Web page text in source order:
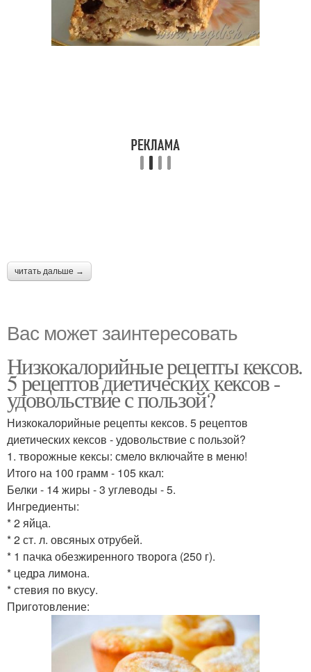
читать дальше →
Вас может заинтересовать
Низкокалорийные рецепты кексов.
5 рецептов диетических кексов -
удовольствие с пользой?
Низкокалорийные рецепты кексов. 5 рецептов
диетических кексов - удовольствие с пользой?
1. творожные кексы: смело включайте в меню!
Итого на 100 грамм - 105 ккал:
Белки - 14 жиры - 3 углеводы - 5.
Ингредиенты:
* 2 яйца.
* 2 ст. л. овсяных отрубей.
* 1 пачка обезжиренного творога (250 г).
* цедра лимона.
* стевия по вкусу.
Приготовление: